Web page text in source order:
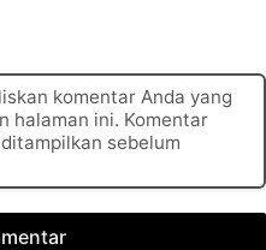
komentar Anda yang
halaman ini. Komentar
sebelum